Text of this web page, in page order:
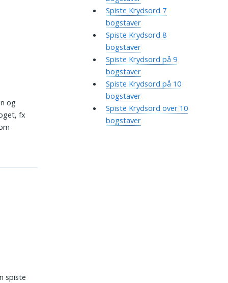
og
fx
spiste
Spiste Krydsord 7
bogstaver
Spiste Krydsord 8
bogstaver
Spiste Krydsord på 9
bogstaver
Spiste Krydsord på 10
bogstaver
Spiste Krydsord over 10
bogstaver